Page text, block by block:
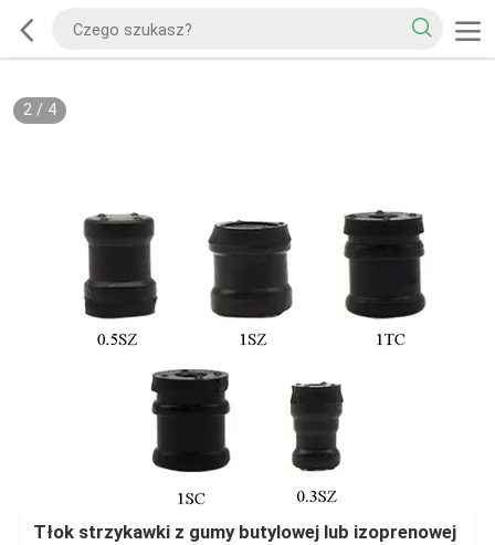
2/ 4
Tłok strzykawki z gumy butylowej lub izoprenowej